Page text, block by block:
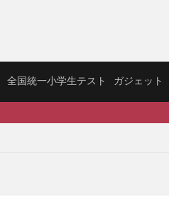
全国統一小学生テスト ガジェット